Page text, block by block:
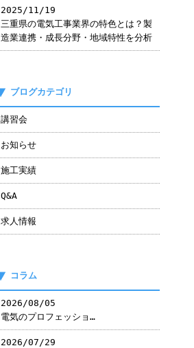
2025/11/19
三重県の電気工事業界の特色とは？製
造業連携・成長分野・地域特性を分析
ブログカテゴリ
講習会
お知らせ
施工実績
Q&A
求人情報
コラム
2026/08/05
電気のプロフェッショ…
2026/07/29